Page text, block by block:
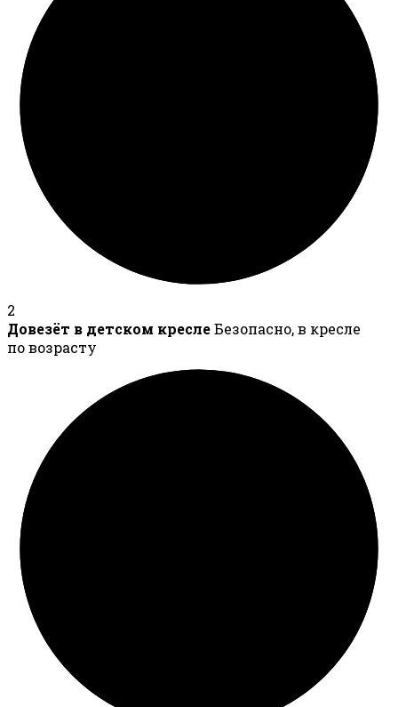
2
Довезёт в детском креслеБезопасно, в кресле
по возрасту